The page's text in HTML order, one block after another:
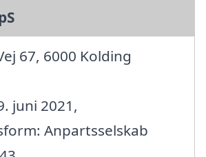
67, 6000 Kolding
juni 2021,
Anpartsselskab